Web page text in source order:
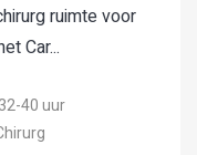
ruimte voor
Car...
32-40 uur